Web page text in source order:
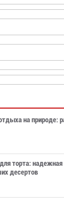
на природе:
торта: надежная
десертов